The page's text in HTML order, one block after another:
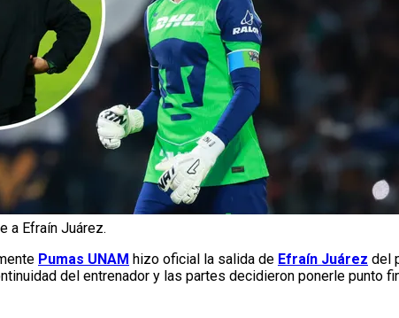
a Efraín Juárez.
Pumas UNAM hizo oficial la salida de Efraín Juárez del
del entrenador y las partes decidieron ponerle punto